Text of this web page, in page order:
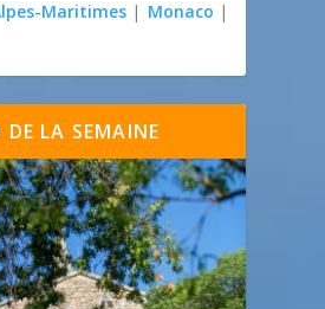
Maritimes | Monaco |
LA SEMAINE